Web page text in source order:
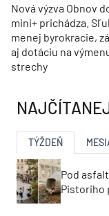
Nová výzva Obnov
mini+ prichádza.
menej byrokracie,
aj dotáciu na
strechy
TÝŽDEŇ
Pod
Pistoriho